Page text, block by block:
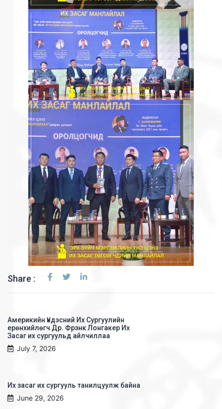
Share :
Америкийн Үндэсний Их Сургуулийн
ерөнхийлөгч Др. Фрэнк Лонгакер Их
Засаг их сургуульд айлчиллаа
July 7, 2026
Их засаг их сургууль танилцуулж байна
June 29, 2026